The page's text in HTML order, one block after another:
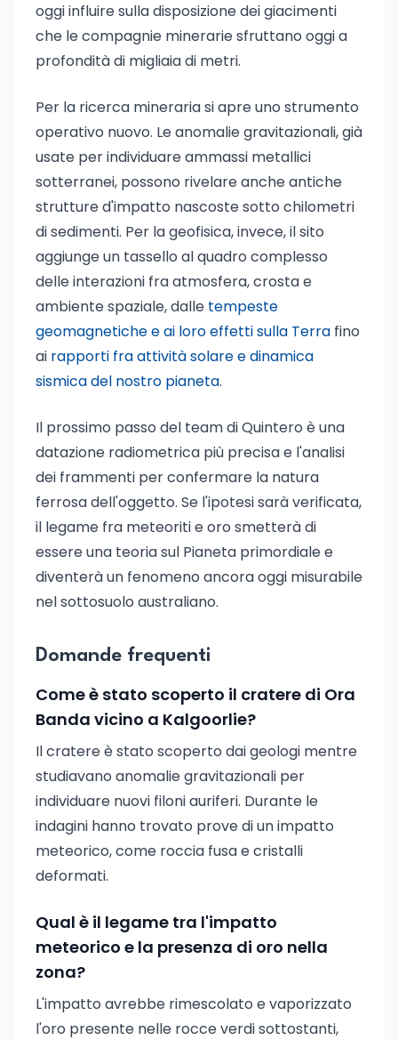
oggi influire sulla disposizione dei giacimenti
che le compagnie minerarie sfruttano oggi a
profondità di migliaia di metri.
Per la ricerca mineraria si apre uno strumento
operativo nuovo. Le anomalie gravitazionali, già
usate per individuare ammassi metallici
sotterranei, possono rivelare anche antiche
strutture d'impatto nascoste sotto chilometri
di sedimenti. Per la geofisica, invece, il sito
aggiunge un tassello al quadro complesso
delle interazioni fra atmosfera, crosta e
ambiente spaziale, dalle tempeste
geomagnetiche e ai loro effetti sulla Terra fino
ai rapporti fra attività solare e dinamica
sismica del nostro pianeta.
Il prossimo passo del team di Quintero è una
datazione radiometrica più precisa e l'analisi
dei frammenti per confermare la natura
ferrosa dell'oggetto. Se l'ipotesi sarà verificata,
il legame fra meteoriti e oro smetterà di
essere una teoria sul Pianeta primordiale e
diventerà un fenomeno ancora oggi misurabile
nel sottosuolo australiano.
Domande frequenti
Come è stato scoperto il cratere di Ora
Banda vicino a Kalgoorlie?
Il cratere è stato scoperto dai geologi mentre
studiavano anomalie gravitazionali per
individuare nuovi filoni auriferi. Durante le
indagini hanno trovato prove di un impatto
meteorico, come roccia fusa e cristalli
deformati.
Qual è il legame tra l'impatto
meteorico e la presenza di oro nella
zona?
L'impatto avrebbe rimescolato e vaporizzato
l'oro presente nelle rocce verdi sottostanti,